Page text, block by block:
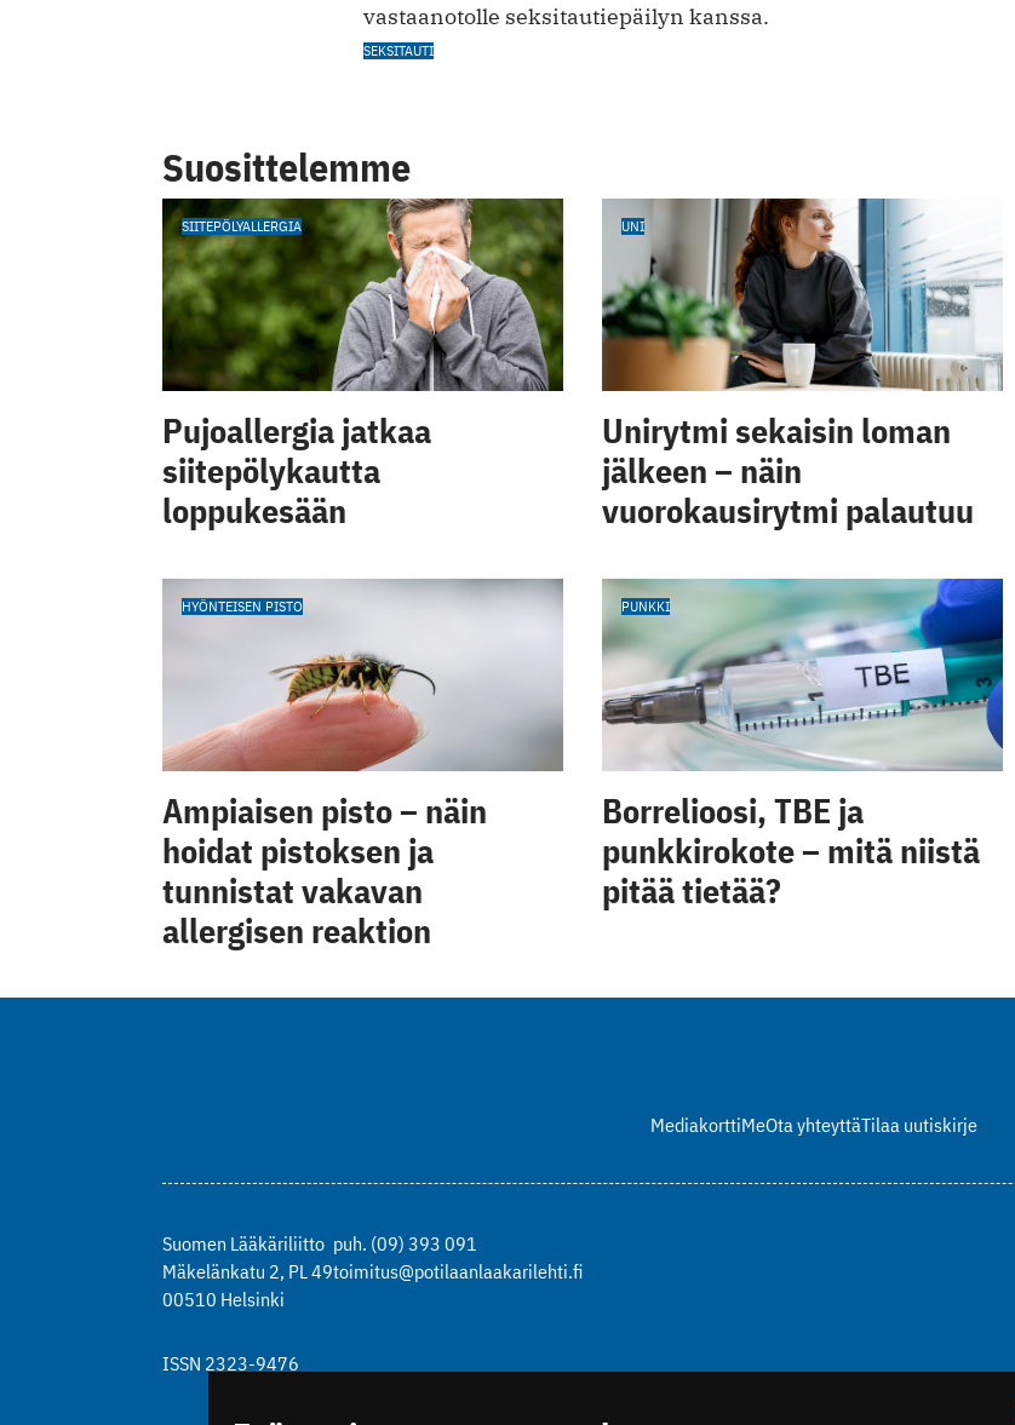
vastaanotolle seksitautiepäilyn kanssa.
SEKSITAUTI
Suosittelemme
SIITEPÖLYALLERGIA
Pujoallergia jatkaa
siitepölykautta
loppukesään
UNI
Unirytmi sekaisin loman
jälkeen – näin
vuorokausirytmi palautuu
HYÖNTEISEN PISTO
Ampiaisen pisto – näin
hoidat pistoksen ja
tunnistat vakavan
allergisen reaktion
PUNKKI
Borrelioosi, TBE ja
punkkirokote – mitä niistä
pitää tietää?
MediakorttiMeOta yhteyttäTilaa uutiskirje
Suomen Lääkäriliitto
Mäkelänkatu 2, PL 49
00510 Helsinki
puh. (09) 393 091
toimitus@potilaanlaakarilehti.fi
ISSN 2323-9476